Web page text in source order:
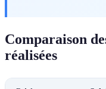
Comparaison
réalisées